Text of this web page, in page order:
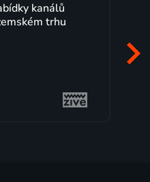
Lepší.TV sleduji už
maximální
začátek programu, to je
Milada Tomešová